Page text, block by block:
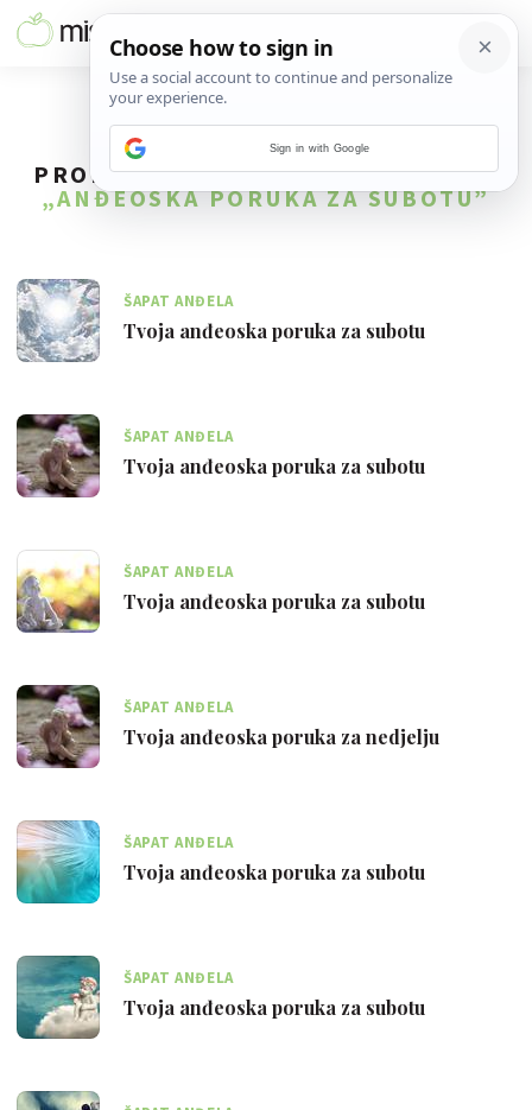
PRONAĐENO60REZULTATA ZA TAG
„ANĐEOSKA PORUKA ZA SUBOTU”
ŠAPAT ANĐELA
Tvoja anđeoska poruka za subotu
ŠAPAT ANĐELA
Tvoja anđeoska poruka za subotu
ŠAPAT ANĐELA
Tvoja anđeoska poruka za subotu
ŠAPAT ANĐELA
Tvoja anđeoska poruka za nedjelju
ŠAPAT ANĐELA
Tvoja anđeoska poruka za subotu
ŠAPAT ANĐELA
Tvoja anđeoska poruka za subotu
Sign in with Google